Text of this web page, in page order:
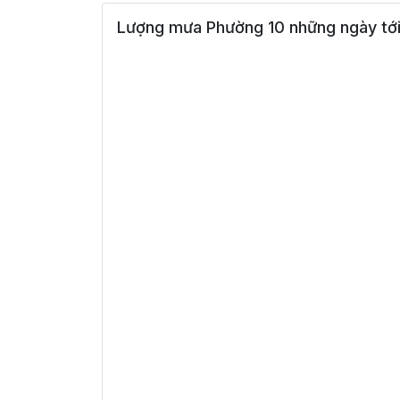
Lượng mưa Phường 10 những ngày tới